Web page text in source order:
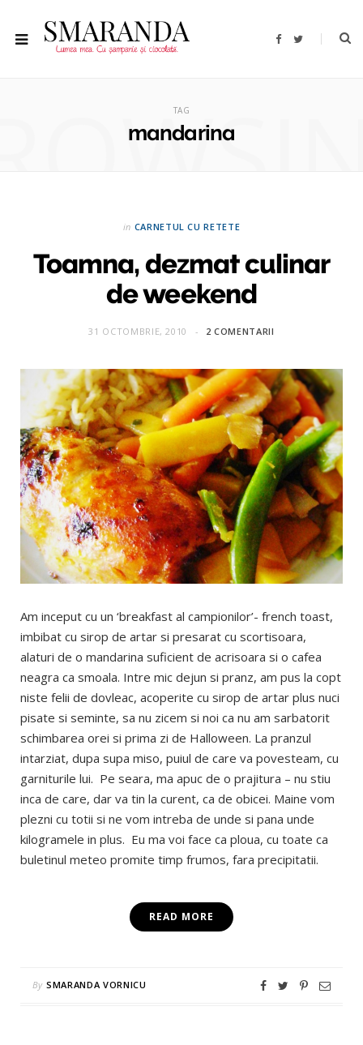
F
T
TAG
mandarina
in CARNETUL CU RETETE
Toamna, dezmat culinar
de weekend
31 OCTOMBRIE, 2010 2 COMENTARII
Am inceput cu un ‘breakfast al campionilor’- french toast,
imbibat cu sirop de artar si presarat cu scortisoara,
alaturi de o mandarina suficient de acrisoara si o cafea
neagra ca smoala. Intre mic dejun si pranz, am pus la copt
niste felii de dovleac, acoperite cu sirop de artar plus nuci
pisate si seminte, sa nu zicem si noi ca nu am sarbatorit
schimbarea orei si prima zi de Halloween. La pranzul
intarziat, dupa supa miso, puiul de care va povesteam, cu
garniturile lui. Pe seara, ma apuc de o prajitura – nu stiu
inca de care, dar va tin la curent, ca de obicei. Maine vom
plezni cu totii si ne vom intreba de unde si pana unde
kilogramele in plus. Eu ma voi face ca ploua, cu toate ca
buletinul meteo promite timp frumos, fara precipitatii.
READ MORE
By SMARANDA VORNICU